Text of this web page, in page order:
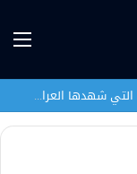
بألم وإجلال.. نستذكر واحدةً من أبشع الجرائم التي شهدها العراق في تاريخه الحديث